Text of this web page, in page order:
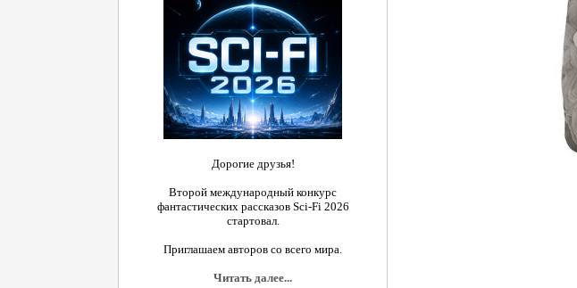
Дорогие друзья!
Второй международный конкурс
фантастических рассказов Sci-Fi 2026
стартовал.
Приглашаем авторов со всего мира.
Читать далее...